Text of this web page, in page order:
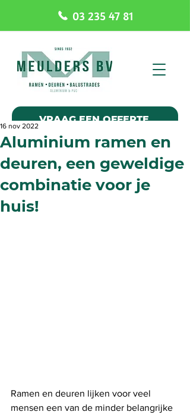
VRAAG EEN OFFERTE
03 235 47 81
Aluminium ramen en
deuren, een geweldige
combinatie voor je
huis!
16 nov 2022
Ramen en deuren lijken voor veel
mensen een van de minder belangrijke